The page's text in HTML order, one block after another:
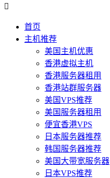

首页
主机推荐
美国主机优惠
香港虚拟主机
香港服务器租用
香港站群服务器
美国VPS推荐
美国服务器租用
便宜香港VPS
日本服务器推荐
韩国服务器推荐
美国大带宽服务器
日本VPS推荐